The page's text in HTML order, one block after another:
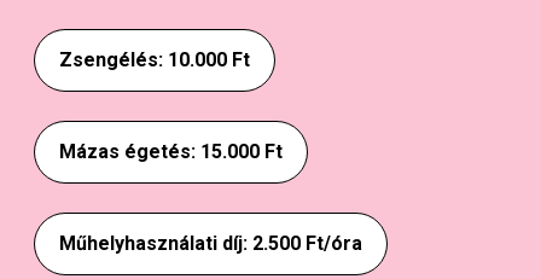
Zsengélés: 10.000 Ft
Mázas égetés: 15.000 Ft
Műhelyhasználati díj: 2.500 Ft/óra